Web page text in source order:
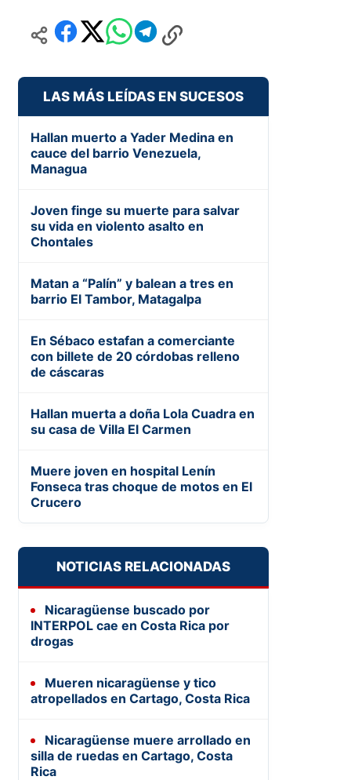
LAS MÁS LEÍDAS EN SUCESOS
Hallan muerto a Yader Medina en
cauce del barrio Venezuela,
Managua
Joven finge su muerte para salvar
su vida en violento asalto en
Chontales
Matan a “Palín” y balean a tres en
barrio El Tambor, Matagalpa
En Sébaco estafan a comerciante
con billete de 20 córdobas relleno
de cáscaras
Hallan muerta a doña Lola Cuadra en
su casa de Villa El Carmen
Muere joven en hospital Lenín
Fonseca tras choque de motos en El
Crucero
NOTICIAS RELACIONADAS
Nicaragüense buscado por
INTERPOL cae en Costa Rica por
drogas
Mueren nicaragüense y tico
atropellados en Cartago, Costa Rica
Nicaragüense muere arrollado en
silla de ruedas en Cartago, Costa
Rica